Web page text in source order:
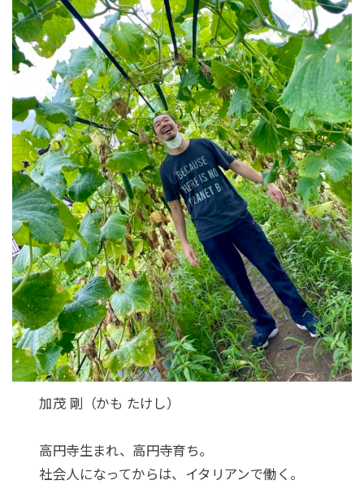
加茂 剛（かも たけし）
高円寺生まれ、高円寺育ち。
社会人になってからは、イタリアンで働く。